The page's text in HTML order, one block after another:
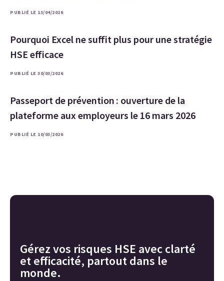
PUBLIÉ LE 13/04/2026
Pourquoi Excel ne suffit plus pour une stratégie
HSE efficace
PUBLIÉ LE 30/03/2026
Passeport de prévention : ouverture de la
plateforme aux employeurs le 16 mars 2026
PUBLIÉ LE 10/03/2026
Gérez vos risques HSE avec clarté
et efficacité, partout dans le
monde.